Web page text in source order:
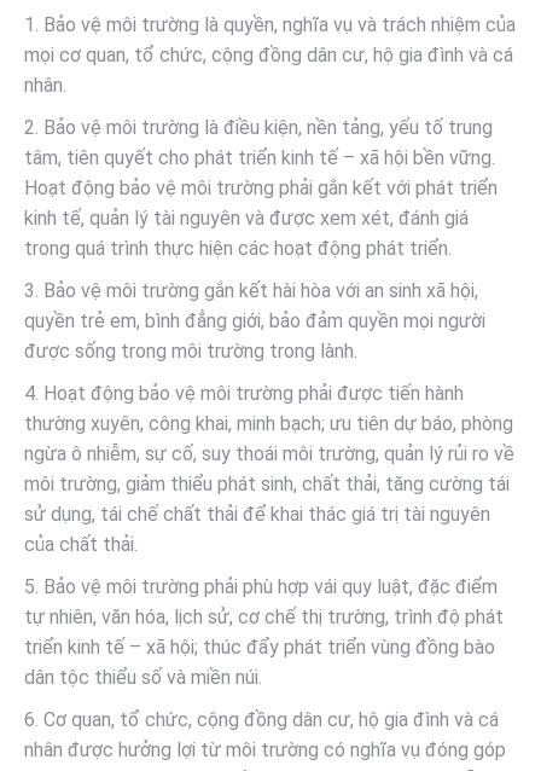
1. Bảo vệ môi trường là quyền, nghĩa vụ và trách nhiệm của
mọi cơ quan, tổ chức, cộng đồng dân cư, hộ gia đình và cá
nhân.
2. Bảo vệ môi trường là điều kiện, nền tảng, yếu tố trung
tâm, tiên quyết cho phát triển kinh tế – xã hội bền vững.
Hoạt động bảo vệ môi trường phải gắn kết với phát triển
kinh tế, quản lý tài nguyên và được xem xét, đánh giá
trong quá trình thực hiện các hoạt động phát triển.
3. Bảo vệ môi trường gắn kết hài hòa với an sinh xã hội,
quyền trẻ em, bình đẳng giới, bảo đảm quyền mọi người
được sống trong môi trường trong lành.
4. Hoạt động bảo vệ môi trường phải được tiến hành
thường xuyên, công khai, minh bạch; ưu tiên dự báo, phòng
ngừa ô nhiễm, sự cố, suy thoái môi trường, quản lý rủi ro về
môi trường, giảm thiểu phát sinh, chất thải, tăng cường tái
sử dụng, tái chế chất thải để khai thác giá trị tài nguyên
của chất thải.
5. Bảo vệ môi trường phải phù hợp vái quy luật, đặc điểm
tự nhiên, văn hóa, lịch sử, cơ chế thị trường, trình độ phát
triển kinh tế – xã hội; thúc đẩy phát triển vùng đồng bào
dân tộc thiểu số và miền núi.
6. Cơ quan, tổ chức, cộng đồng dân cư, hộ gia đình và cá
nhân được hưởng lợi từ môi trường có nghĩa vụ đóng góp